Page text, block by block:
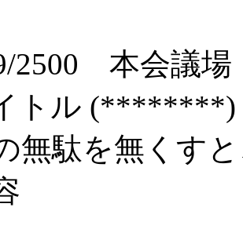
2500 本会議
トル (********)
無駄を無くす